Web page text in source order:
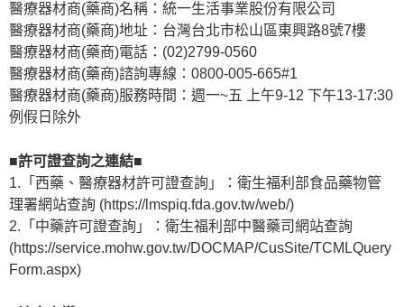
醫療器材商(藥商)名稱：統一生活事業股份有限公司
醫療器材商(藥商)地址：台灣台北市松山區東興路8號7樓
醫療器材商(藥商)電話：(02)2799-0560
醫療器材商(藥商)諮詢專線：0800-005-665#1
醫療器材商(藥商)服務時間：週一~五 上午9-12 下午13-17:30
例假日除外
■許可證查詢之連結■
1.「西藥、醫療器材許可證查詢」：衛生福利部食品藥物管
理署網站查詢 (https://lmspiq.fda.gov.tw/web/)
2.「中藥許可證查詢」：衛生福利部中醫藥司網站查詢
(https://service.mohw.gov.tw/DOCMAP/CusSite/TCMLQuery
Form.aspx)